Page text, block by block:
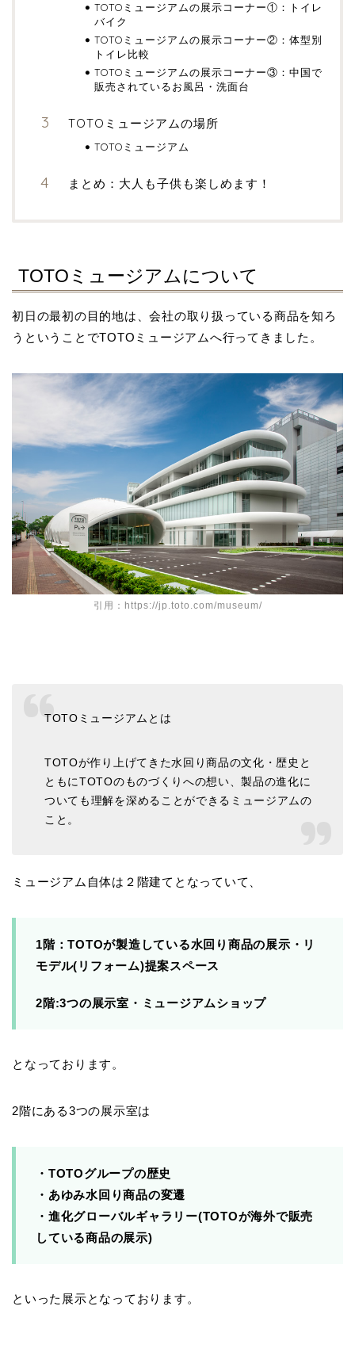
TOTOミュージアムの展示コーナー①：トイレ
バイク
TOTOミュージアムの展示コーナー②：体型別
トイレ比較
TOTOミュージアムの展示コーナー③：中国で
販売されているお風呂・洗面台
TOTOミュージアムの場所
TOTOミュージアム
まとめ：大人も子供も楽しめます！
TOTOミュージアムについて
初日の最初の目的地は、会社の取り扱っている商品を知ろ
うということでTOTOミュージアムへ行ってきました。
引用：https://jp.toto.com/museum/
TOTOミュージアムとは
TOTOが作り上げてきた水回り商品の文化・歴史と
ともにTOTOのものづくりへの想い、製品の進化に
ついても理解を深めることができるミュージアムの
こと。
ミュージアム自体は２階建てとなっていて、
1階：TOTOが製造している水回り商品の展示・リ
モデル(リフォーム)提案スペース
2階:3つの展示室・ミュージアムショップ
となっております。
2階にある3つの展示室は
・TOTOグループの歴史
・あゆみ水回り商品の変遷
・進化グローバルギャラリー(TOTOが海外で販売
している商品の展示)
といった展示となっております。